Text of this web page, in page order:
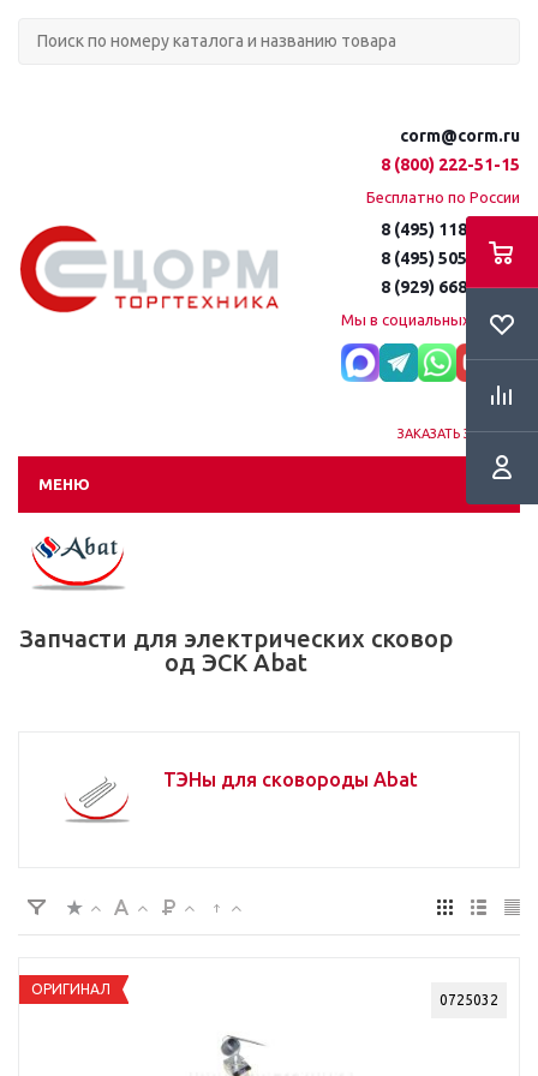
corm@corm.ru
8 (800) 222-51-15
Бесплатно по России
8 (495) 118-61-16
8 (495) 505-51-15
8 (929) 668-95-35
Мы в социальных сетях:
ЗАКАЗАТЬ ЗВОНОК
МЕНЮ
Запчасти для электрических сковор
од ЭСК Abat
ТЭНы для сковороды Abat
0725032
ОРИГИНАЛ